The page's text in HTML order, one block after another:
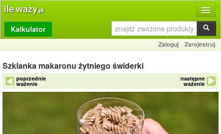
Produkty
Dziennik
Przelicznik
Porównywarka
Kalkulator
Zaloguj Zarejestruj
Szklanka makaronu żytniego świderki
poprzednie
ważenie
następne
ważenie